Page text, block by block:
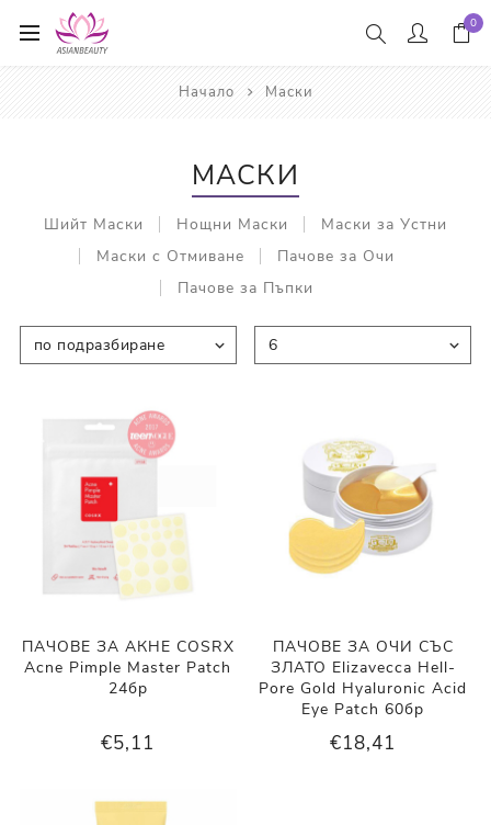
0
Начало Маски
МАСКИ
Шийт Маски Нощни Маски
Маски за Устни
Маски с Отмиване
Пачове за Очи
Пачове за Пъпки
ПАЧОВЕ ЗА АКНЕ COSRX
Acne Pimple Master Patch
24бр
€5,11
ПАЧОВЕ ЗА ОЧИ СЪС
ЗЛАТО Elizavecca Hell-
Pore Gold Hyaluronic Acid
Eye Patch 60бр
€18,41